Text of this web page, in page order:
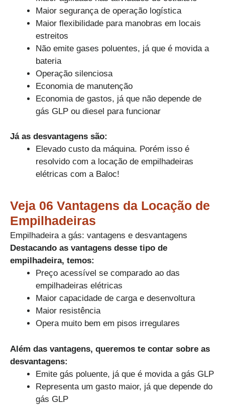
Maior segurança de operação logística
Maior flexibilidade para manobras em locais
estreitos
Não emite gases poluentes, já que é movida a
bateria
Operação silenciosa
Economia de manutenção
Economia de gastos, já que não depende de
gás GLP ou diesel para funcionar
Já as desvantagens são:
Elevado custo da máquina. Porém isso é
resolvido com a locação de empilhadeiras
elétricas com a Baloc!
Veja 06 Vantagens da Locação de
Empilhadeiras
Empilhadeira a gás: vantagens e desvantagens
Destacando as vantagens desse tipo de
empilhadeira, temos:
Preço acessível se comparado ao das
empilhadeiras elétricas
Maior capacidade de carga e desenvoltura
Maior resistência
Opera muito bem em pisos irregulares
Além das vantagens, queremos te contar sobre as
desvantagens:
Emite gás poluente, já que é movida a gás GLP
Representa um gasto maior, já que depende do
gás GLP​